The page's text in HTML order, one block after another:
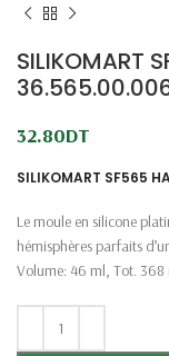
SILIKOMART
32.80DT
SILIKOMART SF565
Le moule en silicone
hémisphères parfaits
Volume: 46 ml, Tot. 368